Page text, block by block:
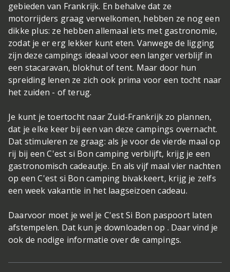
gebieden van Frankrijk. En behalve dat ze
motorrijders graag verwelkomen, hebben ze nog een
dikke plus: ze hebben allemaal iets met gastronomie,
zodat je er erg lekker kunt eten. Vanwege de ligging
zijn deze campings ideaal voor een langer verblijf in
een stacaravan, blokhut of tent. Maar door hun
spreiding lenen ze zich ook prima voor een tocht naar
het zuiden - of terug.
Je kunt je toertocht naar Zuid-Frankrijk zo plannen,
dat je elke keer bij een van deze campings overnacht.
Dat stimuleren ze graag: als je voor de vierde maal op
rij bij een C'est si Bon camping verblijft, krijg je een
gastronomisch cadeautje. En als vijf maal vier nachten
op een C'est si Bon camping bivakkeert, krijg je zelfs
een week vakantie in het laagseizoen cadeau.
Daarvoor moet je wel je C'est Si Bon paspoort laten
afstempelen. Dat kun je downloaden op . Daar vind je
ook de nodige informatie over de campings.